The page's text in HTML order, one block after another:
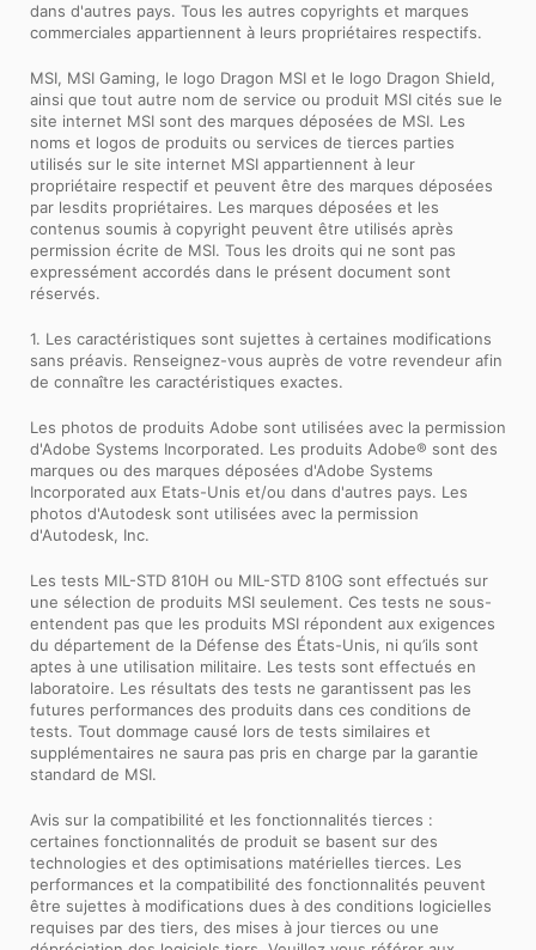
dans d'autres pays. Tous les autres copyrights et marques
commerciales appartiennent à leurs propriétaires respectifs.
MSI, MSI Gaming, le logo Dragon MSI et le logo Dragon Shield,
ainsi que tout autre nom de service ou produit MSI cités sue le
site internet MSI sont des marques déposées de MSI. Les
noms et logos de produits ou services de tierces parties
utilisés sur le site internet MSI appartiennent à leur
propriétaire respectif et peuvent être des marques déposées
par lesdits propriétaires. Les marques déposées et les
contenus soumis à copyright peuvent être utilisés après
permission écrite de MSI. Tous les droits qui ne sont pas
expressément accordés dans le présent document sont
réservés.
1. Les caractéristiques sont sujettes à certaines modifications
sans préavis. Renseignez-vous auprès de votre revendeur afin
de connaître les caractéristiques exactes.
Les photos de produits Adobe sont utilisées avec la permission
d'Adobe Systems Incorporated. Les produits Adobe® sont des
marques ou des marques déposées d'Adobe Systems
Incorporated aux Etats-Unis et/ou dans d'autres pays. Les
photos d'Autodesk sont utilisées avec la permission
d'Autodesk, Inc.
Les tests MIL-STD 810H ou MIL-STD 810G sont effectués sur
une sélection de produits MSI seulement. Ces tests ne sous-
entendent pas que les produits MSI répondent aux exigences
du département de la Défense des États-Unis, ni qu’ils sont
aptes à une utilisation militaire. Les tests sont effectués en
laboratoire. Les résultats des tests ne garantissent pas les
futures performances des produits dans ces conditions de
tests. Tout dommage causé lors de tests similaires et
supplémentaires ne saura pas pris en charge par la garantie
standard de MSI.
Avis sur la compatibilité et les fonctionnalités tierces :
certaines fonctionnalités de produit se basent sur des
technologies et des optimisations matérielles tierces. Les
performances et la compatibilité des fonctionnalités peuvent
être sujettes à modifications dues à des conditions logicielles
requises par des tiers, des mises à jour tierces ou une